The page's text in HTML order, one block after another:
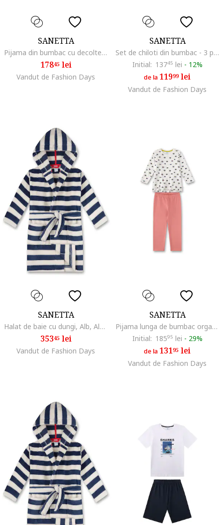
SANETTA
Pijama din bumbac cu decolteu la baza gatului, Albastru inchis
17845lei
Vandut de Fashion Days
SANETTA
Set de chiloti din bumbac - 3 perechi, Alb
Initial: 13745 lei - 12%
de la 11999lei
Vandut de Fashion Days
SANETTA
Halat de baie cu dungi, Alb, Albastru,
35345lei
Vandut de Fashion Days
SANETTA
Pijama lunga de bumbac organic, Alb/Roz somon
Initial: 18595 lei - 29%
de la 13195 lei
Vandut de Fashion Days